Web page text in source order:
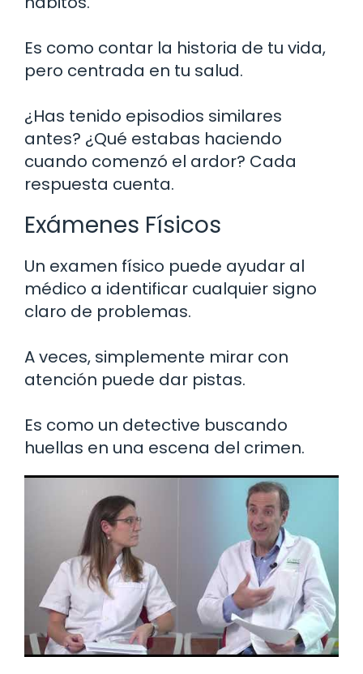
Es como contar la historia de tu vida,
pero centrada en tu salud.
¿Has tenido episodios similares
antes? ¿Qué estabas haciendo
cuando comenzó el ardor? Cada
respuesta cuenta.
Exámenes Físicos
Un examen físico puede ayudar al
médico a identificar cualquier signo
claro de problemas.
A veces, simplemente mirar con
atención puede dar pistas.
Es como un detective buscando
huellas en una escena del crimen.